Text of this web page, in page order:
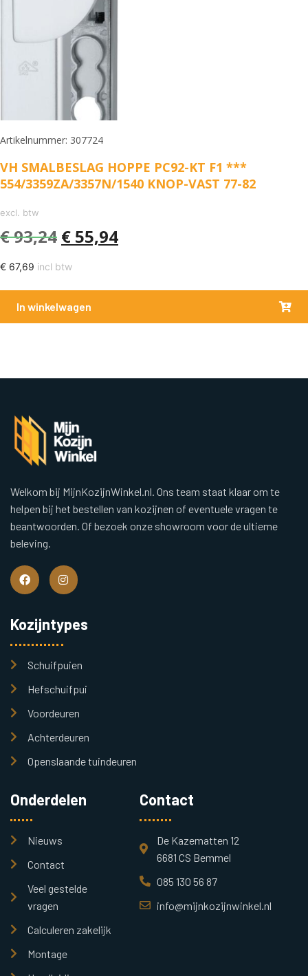
Artikelnummer: 307724
VH SMALBESLAG HOPPE PC92-KT F1 ***
554/3359ZA/3357N/1540 KNOP-VAST 77-82
excl. btw
€93,24 € 55,94
€ 67,69 incl btw
In winkelwagen
Welkom bij MijnKozijnWinkel.nl. Ons team staat klaar om te
helpen bij het bestellen van kozijnen of eventuele vragen te
beantwoorden. Of bezoek onze showroom voor de ultieme
beleving.
Kozijntypes
Schuifpuien
Hefschuifpui
Voordeuren
Achterdeuren
Openslaande tuindeuren
Onderdelen
Nieuws
Contact
Veel gestelde
vragen
Calculeren zakelijk
Montage
Contact
De Kazematten 12
6681 CS Bemmel
085 130 56 87
info@mijnkozijnwinkel.nl